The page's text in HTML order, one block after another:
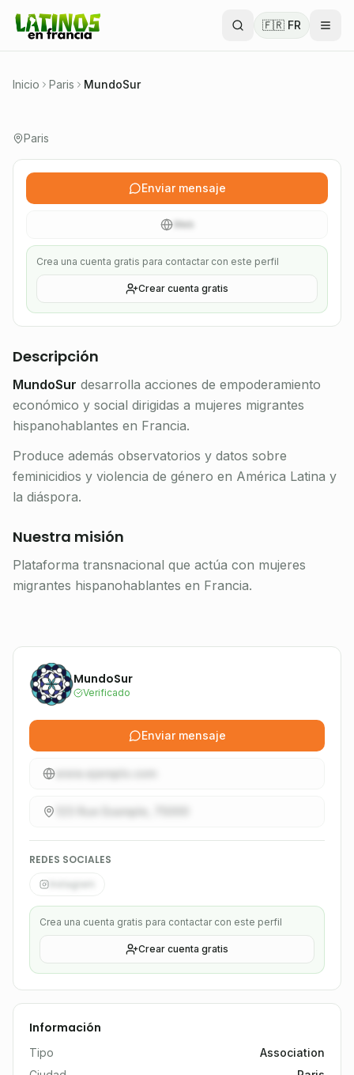
🇫🇷 FR
Inicio Paris MundoSur
MundoSur
Plataforma transnacional que actúa con mujeres
Paris
Enviar mensaje
Web
Crea una cuenta gratis para contactar con este perfil
Crear cuenta gratis
Descripción
MundoSur desarrolla acciones de empoderamiento
económico y social dirigidas a mujeres migrantes
hispanohablantes en Francia.
Produce además observatorios y datos sobre
feminicidios y violencia de género en América Latina y
la diáspora.
Nuestra misión
Plataforma transnacional que actúa con mujeres
migrantes hispanohablantes en Francia.
MundoSur
Verificado
Enviar mensaje
www.ejemplo.com
123 Rue Example, 75000
REDES SOCIALES
Crea una cuenta gratis para contactar con este perfil
Crear cuenta gratis
Información
Tipo
Association